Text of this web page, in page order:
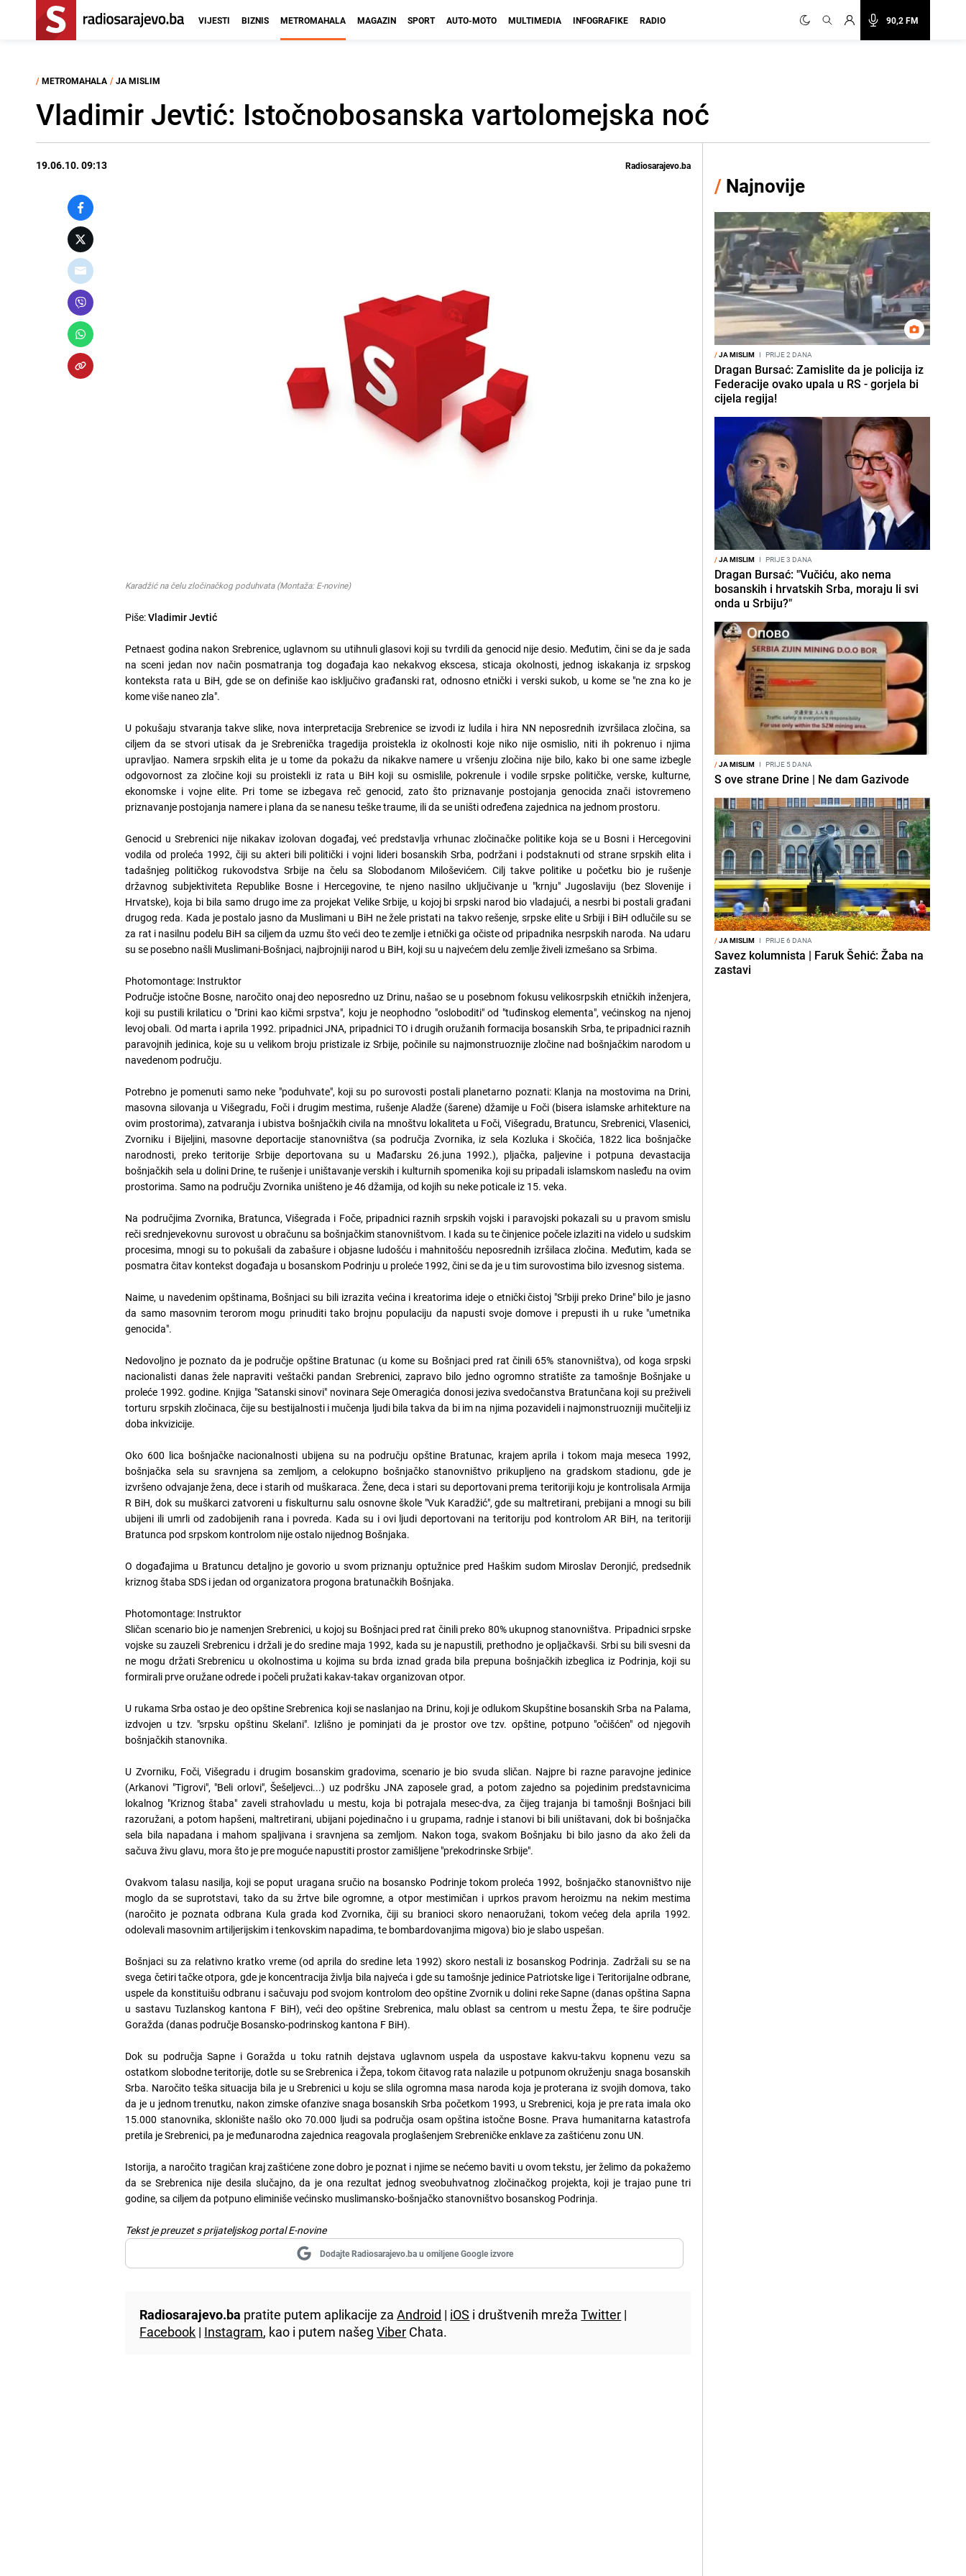
90,2 FM
VIJESTI BIZNIS METROMAHALA MAGAZIN SPORT AUTO-MOTO MULTIMEDIA INFOGRAFIKE RADIO
/ METROMAHALA / JA MISLIM
Vladimir Jevtić: Istočnobosanska vartolomejska noć
19.06.10. 09:13 Radiosarajevo.ba
Karadžić na čelu zločinačkog poduhvata (Montaža: E-novine)
Piše:Vladimir Jevtić
Petnaest godina nakon Srebrenice, uglavnom su utihnuli glasovi koji su tvrdili da genocid nije desio. Međutim, čini se da je sada
na sceni jedan nov način posmatranja tog događaja kao nekakvog ekscesa, sticaja okolnosti, jednog iskakanja iz srpskog
konteksta rata u BiH, gde se on definiše kao isključivo građanski rat, odnosno etnički i verski sukob, u kome se "ne zna ko je
kome više naneo zla".
U pokušaju stvaranja takve slike, nova interpretacija Srebrenice se izvodi iz ludila i hira NN neposrednih izvršilaca zločina, sa
ciljem da se stvori utisak da je Srebrenička tragedija proistekla iz okolnosti koje niko nije osmislio, niti ih pokrenuo i njima
upravljao. Namera srpskih elita je u tome da pokažu da nikakve namere u vršenju zločina nije bilo, kako bi one same izbegle
odgovornost za zločine koji su proistekli iz rata u BiH koji su osmislile, pokrenule i vodile srpske političke, verske, kulturne,
ekonomske i vojne elite. Pri tome se izbegava reč genocid, zato što priznavanje postojanja genocida znači istovremeno
priznavanje postojanja namere i plana da se nanesu teške traume, ili da se uništi određena zajednica na jednom prostoru.
Genocid u Srebrenici nije nikakav izolovan događaj, već predstavlja vrhunac zločinačke politike koja se u Bosni i Hercegovini
vodila od proleća 1992, čiji su akteri bili politički i vojni lideri bosanskih Srba, podržani i podstaknuti od strane srpskih elita i
tadašnjeg političkog rukovodstva Srbije na čelu sa Slobodanom Miloševićem. Cilj takve politike u početku bio je rušenje
državnog subjektiviteta Republike Bosne i Hercegovine, te njeno nasilno uključivanje u "krnju" Jugoslaviju (bez Slovenije i
Hrvatske), koja bi bila samo drugo ime za projekat Velike Srbije, u kojoj bi srpski narod bio vladajući, a nesrbi bi postali građani
drugog reda. Kada je postalo jasno da Muslimani u BiH ne žele pristati na takvo rešenje, srpske elite u Srbiji i BiH odlučile su se
za rat i nasilnu podelu BiH sa ciljem da uzmu što veći deo te zemlje i etnički ga očiste od pripadnika nesrpskih naroda. Na udaru
su se posebno našli Muslimani-Bošnjaci, najbrojniji narod u BiH, koji su u najvećem delu zemlje živeli izmešano sa Srbima.
Photomontage: Instruktor
Područje istočne Bosne, naročito onaj deo neposredno uz Drinu, našao se u posebnom fokusu velikosrpskih etničkih inženjera,
koji su pustili krilaticu o "Drini kao kičmi srpstva", koju je neophodno "osloboditi" od "tuđinskog elementa", većinskog na njenoj
levoj obali. Od marta i aprila 1992. pripadnici JNA, pripadnici TO i drugih oružanih formacija bosanskih Srba, te pripadnici raznih
paravojnih jedinica, koje su u velikom broju pristizale iz Srbije, počinile su najmonstruoznije zločine nad bošnjačkim narodom u
navedenom području.
Potrebno je pomenuti samo neke "poduhvate", koji su po surovosti postali planetarno poznati: Klanja na mostovima na Drini,
masovna silovanja u Višegradu, Foči i drugim mestima, rušenje Aladže (šarene) džamije u Foči (bisera islamske arhitekture na
ovim prostorima), zatvaranja i ubistva bošnjačkih civila na mnoštvu lokaliteta u Foči, Višegradu, Bratuncu, Srebrenici, Vlasenici,
Zvorniku i Bijeljini, masovne deportacije stanovništva (sa područja Zvornika, iz sela Kozluka i Skočića, 1822 lica bošnjačke
narodnosti, preko teritorije Srbije deportovana su u Mađarsku 26.juna 1992.), pljačka, paljevine i potpuna devastacija
bošnjačkih sela u dolini Drine, te rušenje i uništavanje verskih i kulturnih spomenika koji su pripadali islamskom nasleđu na ovim
prostorima. Samo na području Zvornika uništeno je 46 džamija, od kojih su neke poticale iz 15. veka.
Na područjima Zvornika, Bratunca, Višegrada i Foče, pripadnici raznih srpskih vojski i paravojski pokazali su u pravom smislu
reči srednjevekovnu surovost u obračunu sa bošnjačkim stanovništvom. I kada su te činjenice počele izlaziti na videlo u sudskim
procesima, mnogi su to pokušali da zabašure i objasne ludošću i mahnitošću neposrednih izršilaca zločina. Međutim, kada se
posmatra čitav kontekst događaja u bosanskom Podrinju u proleće 1992, čini se da je u tim surovostima bilo izvesnog sistema.
Naime, u navedenim opštinama, Bošnjaci su bili izrazita većina i kreatorima ideje o etnički čistoj "Srbiji preko Drine" bilo je jasno
da samo masovnim terorom mogu prinuditi tako brojnu populaciju da napusti svoje domove i prepusti ih u ruke "umetnika
genocida".
Nedovoljno je poznato da je područje opštine Bratunac (u kome su Bošnjaci pred rat činili 65% stanovništva), od koga srpski
nacionalisti danas žele napraviti veštački pandan Srebrenici, zapravo bilo jedno ogromno stratište za tamošnje Bošnjake u
proleće 1992. godine. Knjiga "Satanski sinovi" novinara Seje Omeragića donosi jeziva svedočanstva Bratunčana koji su preživeli
torturu srpskih zločinaca, čije su bestijalnosti i mučenja ljudi bila takva da bi im na njima pozavideli i najmonstruozniji mučitelji iz
doba inkvizicije.
Oko 600 lica bošnjačke nacionalnosti ubijena su na području opštine Bratunac, krajem aprila i tokom maja meseca 1992,
bošnjačka sela su sravnjena sa zemljom, a celokupno bošnjačko stanovništvo prikupljeno na gradskom stadionu, gde je
izvršeno odvajanje žena, dece i starih od muškaraca. Žene, deca i stari su deportovani prema teritoriji koju je kontrolisala Armija
R BiH, dok su muškarci zatvoreni u fiskulturnu salu osnovne škole "Vuk Karadžić", gde su maltretirani, prebijani a mnogi su bili
ubijeni ili umrli od zadobijenih rana i povreda. Kada su i ovi ljudi deportovani na teritoriju pod kontrolom AR BiH, na teritoriji
Bratunca pod srpskom kontrolom nije ostalo nijednog Bošnjaka.
O događajima u Bratuncu detaljno je govorio u svom priznanju optužnice pred Haškim sudom Miroslav Deronjić, predsednik
kriznog štaba SDS i jedan od organizatora progona bratunačkih Bošnjaka.
Photomontage: Instruktor
Sličan scenario bio je namenjen Srebrenici, u kojoj su Bošnjaci pred rat činili preko 80% ukupnog stanovništva. Pripadnici srpske
vojske su zauzeli Srebrenicu i držali je do sredine maja 1992, kada su je napustili, prethodno je opljačkavši. Srbi su bili svesni da
ne mogu držati Srebrenicu u okolnostima u kojima su brda iznad grada bila prepuna bošnjačkih izbeglica iz Podrinja, koji su
formirali prve oružane odrede i počeli pružati kakav-takav organizovan otpor.
U rukama Srba ostao je deo opštine Srebrenica koji se naslanjao na Drinu, koji je odlukom Skupštine bosanskih Srba na Palama,
izdvojen u tzv. "srpsku opštinu Skelani". Izlišno je pominjati da je prostor ove tzv. opštine, potpuno "očišćen" od njegovih
bošnjačkih stanovnika.
U Zvorniku, Foči, Višegradu i drugim bosanskim gradovima, scenario je bio svuda sličan. Najpre bi razne paravojne jedinice
(Arkanovi "Tigrovi", "Beli orlovi", Šešeljevci...) uz podršku JNA zaposele grad, a potom zajedno sa pojedinim predstavnicima
lokalnog "Kriznog štaba" zaveli strahovladu u mestu, koja bi potrajala mesec-dva, za čijeg trajanja bi tamošnji Bošnjaci bili
razoružani, a potom hapšeni, maltretirani, ubijani pojedinačno i u grupama, radnje i stanovi bi bili uništavani, dok bi bošnjačka
sela bila napadana i mahom spaljivana i sravnjena sa zemljom. Nakon toga, svakom Bošnjaku bi bilo jasno da ako želi da
sačuva živu glavu, mora što je pre moguće napustiti prostor zamišljene "prekodrinske Srbije".
Ovakvom talasu nasilja, koji se poput uragana sručio na bosansko Podrinje tokom proleća 1992, bošnjačko stanovništvo nije
moglo da se suprotstavi, tako da su žrtve bile ogromne, a otpor mestimičan i uprkos pravom heroizmu na nekim mestima
(naročito je poznata odbrana Kula grada kod Zvornika, čiji su branioci skoro nenaoružani, tokom većeg dela aprila 1992.
odolevali masovnim artiljerijskim i tenkovskim napadima, te bombardovanjima migova) bio je slabo uspešan.
Bošnjaci su za relativno kratko vreme (od aprila do sredine leta 1992) skoro nestali iz bosanskog Podrinja. Zadržali su se na
svega četiri tačke otpora, gde je koncentracija življa bila najveća i gde su tamošnje jedinice Patriotske lige i Teritorijalne odbrane,
uspele da konstituišu odbranu i sačuvaju pod svojom kontrolom deo opštine Zvornik u dolini reke Sapne (danas opština Sapna
u sastavu Tuzlanskog kantona F BiH), veći deo opštine Srebrenica, malu oblast sa centrom u mestu Žepa, te šire područje
Goražda (danas područje Bosansko-podrinskog kantona F BiH).
Dok su područja Sapne i Goražda u toku ratnih dejstava uglavnom uspela da uspostave kakvu-takvu kopnenu vezu sa
ostatkom slobodne teritorije, dotle su se Srebrenica i Žepa, tokom čitavog rata nalazile u potpunom okruženju snaga bosanskih
Srba. Naročito teška situacija bila je u Srebrenici u koju se slila ogromna masa naroda koja je proterana iz svojih domova, tako
da je u jednom trenutku, nakon zimske ofanzive snaga bosanskih Srba početkom 1993, u Srebrenici, koja je pre rata imala oko
15.000 stanovnika, sklonište našlo oko 70.000 ljudi sa područja osam opština istočne Bosne. Prava humanitarna katastrofa
pretila je Srebrenici, pa je međunarodna zajednica reagovala proglašenjem Srebreničke enklave za zaštićenu zonu UN.
Istorija, a naročito tragičan kraj zaštićene zone dobro je poznat i njime se nećemo baviti u ovom tekstu, jer želimo da pokažemo
da se Srebrenica nije desila slučajno, da je ona rezultat jednog sveobuhvatnog zločinačkog projekta, koji je trajao pune tri
godine, sa ciljem da potpuno eliminiše većinsko muslimansko-bošnjačko stanovništvo bosanskog Podrinja.
Tekst je preuzet s prijateljskog portal E-novine
Dodajte Radiosarajevo.ba u omiljene Google izvore
Radiosarajevo.ba pratite putem aplikacije zaAndroid | iOS i društvenih mrežaTwitter |
Facebook | Instagram, kao i putem našegViber Chata.
/ Najnovije
/JA MISLIM I PRIJE 2 DANA
Dragan Bursać: Zamislite da je policija iz
Federacije ovako upala u RS - gorjela bi
cijela regija!
/JA MISLIM I PRIJE 3 DANA
Dragan Bursać: "Vučiću, ako nema
bosanskih i hrvatskih Srba, moraju li svi
onda u Srbiju?"
/JA MISLIM I PRIJE 5 DANA
S ove strane Drine | Ne dam Gazivode
/JA MISLIM I PRIJE 6 DANA
Savez kolumnista | Faruk Šehić: Žaba na
zastavi